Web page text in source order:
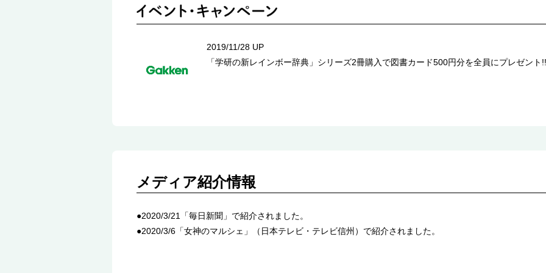
2019/11/28 UP
「学研の新レインボー辞典」シリーズ2冊購入で図書カード500円分を全員にプレゼント!!
メディア紹介情報
●2020/3/21「毎日新聞」で紹介されました。
●2020/3/6「女神のマルシェ」（日本テレビ・テレビ信州）で紹介されました。